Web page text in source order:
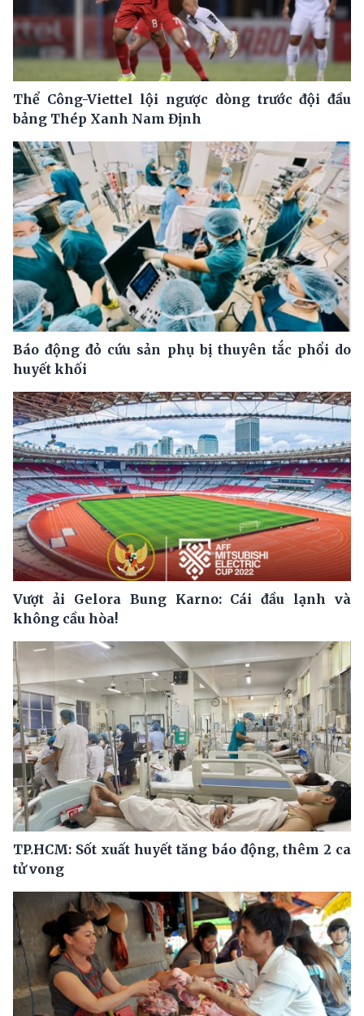
Thể Công-Viettel lội ngược dòng trước đội đầu
bảng Thép Xanh Nam Định
Báo động đỏ cứu sản phụ bị thuyên tắc phổi do
huyết khối
Vượt ải Gelora Bung Karno: Cái đầu lạnh và
không cầu hòa!
TP.HCM: Sốt xuất huyết tăng báo động, thêm 2 ca
tử vong